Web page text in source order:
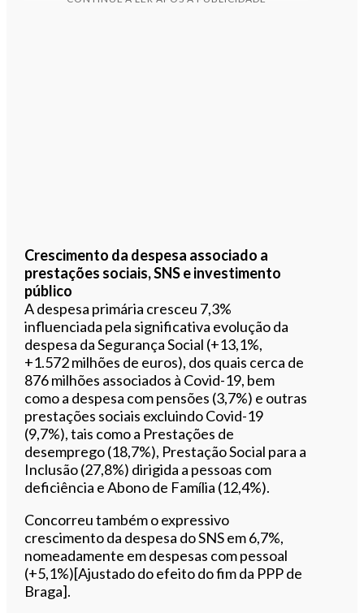
Crescimento da despesa associado a
prestações sociais, SNS e investimento
público
A despesa primária cresceu 7,3%
influenciada pela significativa evolução da
despesa da Segurança Social (+13,1%,
+1.572 milhões de euros), dos quais cerca de
876 milhões associados à Covid-19, bem
como a despesa com pensões (3,7%) e outras
prestações sociais excluindo Covid-19
(9,7%), tais como a Prestações de
desemprego (18,7%), Prestação Social para a
Inclusão (27,8%) dirigida a pessoas com
deficiência e Abono de Família (12,4%).
Concorreu também o expressivo
crescimento da despesa do SNS em 6,7%,
nomeadamente em despesas com pessoal
(+5,1%)[Ajustado do efeito do fim da PPP de
Braga].